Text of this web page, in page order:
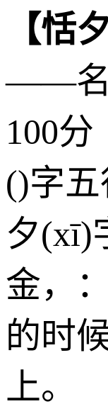
【恬
——名
100分
()字五
夕(xī)
金，
的时
上。